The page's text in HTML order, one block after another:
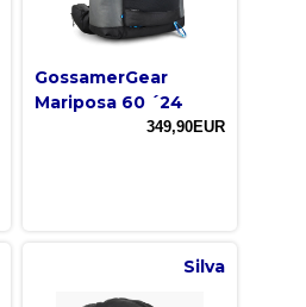
GossamerGear
Mariposa 60 ´24
349,90EUR
Silva